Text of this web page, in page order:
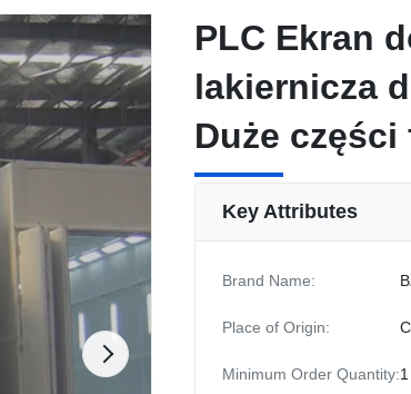
PLC Ekran
lakiernicza
Duże
PLC Ekran
lakiernicza
Duże
Key Attributes
Brand Name:
Place of Origin:
Minimum Order Quantity: